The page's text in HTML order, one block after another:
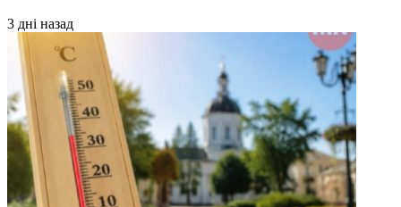
3 дні назад